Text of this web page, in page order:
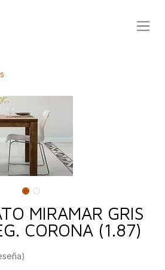
MIRAMAR GRIS
CORONA (1.87)